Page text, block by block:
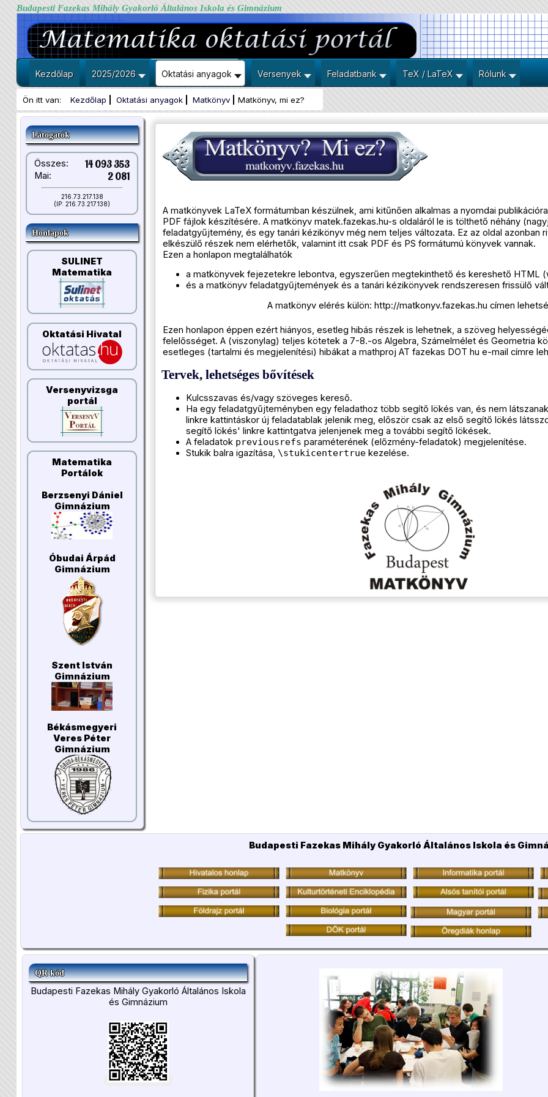
Budapesti Fazekas Mihály Gyakorló Általános Iskola és Gimnázium
Kezdőlap 2025/2026 Oktatási anyagok Versenyek Feladatbank TeX / LaTeX Rólunk
Ön itt van: Kezdőlap Oktatási anyagok Matkönyv Matkönyv, mi ez?
Látogatók
Összes: 14 093 353
Mai: 2 081
216.73.217.138
(IP: 216.73.217.138)
Honlapok
SULINET
Matematika
Oktatási Hivatal
Versenyvizsga
portál
Matematika
Portálok
Berzsenyi Dániel
Gimnázium
Óbudai Árpád
Gimnázium
Szent István
Gimnázium
Békásmegyeri
Veres Péter
Gimnázium
A matkönyvek LaTeX formátumban készülnek, ami kitűnően alkalmas a nyomdai
PDF fájlok készítésére. A matkönyv matek.fazekas.hu-s oldaláról le is tölthető néhány
feladatgyűjtemény, és egy tanári kézikönyv még nem teljes változata. Ez az oldal azonban
elkészülő részek nem elérhetők, valamint itt csak PDF és PS formátumú könyvek vannak.
Ezen a honlapon megtalálhatók
a matkönyvek fejezetekre lebontva, egyszerűen megtekinthető és kereshető HTML
és a matkönyv feladatgyűjtemények és a tanári kézikönyvek rendszeresen frissülő
A matkönyv elérés külön:http://matkonyv.fazekas.hu címen
Ezen honlapon éppen ezért hiányos, esetleg hibás részek is lehetnek, a szöveg
felelősséget. A (viszonylag) teljes kötetek a 7-8.-os Algebra, Számelmélet és Geometria
esetleges (tartalmi és megjelenítési) hibákat a mathproj AT fazekas DOT hu e-mail címre
Tervek, lehetséges bővítések
Kulcsszavas és/vagy szöveges kereső.
Ha egy feladatgyűjteményben egy feladathoz több segítő lökés van, és nem
linkre kattintáskor új feladatablak jelenik meg, először csak az első segítő lökés
segítő lökés' linkre kattintgatva jelenjenek meg a további segítő lökések.
A feladatok previousrefs paraméterének (előzmény-feladatok) megjelenítése.
Stukik balra igazítása, \stukicentertruekezelése.
Budapesti Fazekas Mihály Gyakorló Általános Iskola és
QR kód
Budapesti Fazekas Mihály Gyakorló Általános Iskola
és Gimnázium